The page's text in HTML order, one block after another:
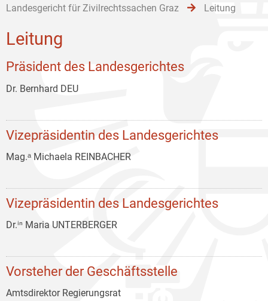
Landesgericht für Zivilrechtssachen Graz Leitung
Leitung
Präsident des Landesgerichtes
Dr. Bernhard DEU
Vizepräsidentin des Landesgerichtes
Mag.ᵃ Michaela REINBACHER
Vizepräsidentin des Landesgerichtes
Dr.ⁱⁿ Maria UNTERBERGER
Vorsteher der Geschäftsstelle
Amtsdirektor Regierungsrat